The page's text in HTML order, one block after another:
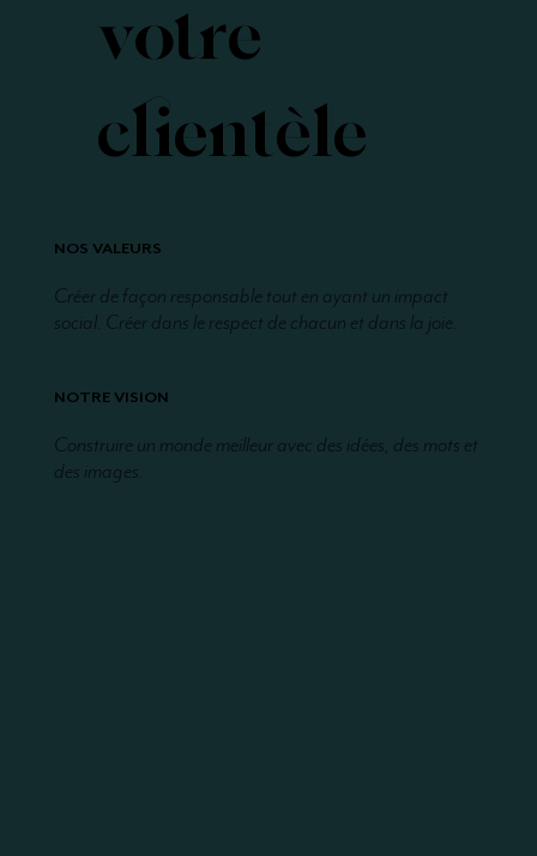
NOTRE VISION
Construire un monde meilleur avec des idées, des mots et
des images.
NOS VALEURS
Créer de façon responsable tout en ayant un impact
social. Créer dans le respect de chacun et dans la joie.
votre
clientèle